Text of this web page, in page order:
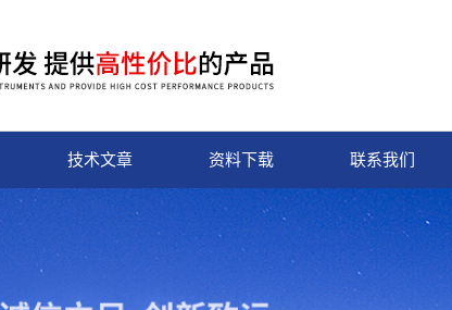
技术文章 资料下载 联系我们